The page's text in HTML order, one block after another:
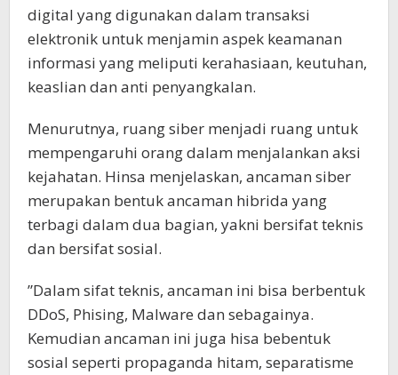
digital yang digunakan dalam transaksi
elektronik untuk menjamin aspek keamanan
informasi yang meliputi kerahasiaan, keutuhan,
keaslian dan anti penyangkalan.
Menurutnya, ruang siber menjadi ruang untuk
mempengaruhi orang dalam menjalankan aksi
kejahatan. Hinsa menjelaskan, ancaman siber
merupakan bentuk ancaman hibrida yang
terbagi dalam dua bagian, yakni bersifat teknis
dan bersifat sosial.
”Dalam sifat teknis, ancaman ini bisa berbentuk
DDoS, Phising, Malware dan sebagainya.
Kemudian ancaman ini juga hisa bebentuk
sosial seperti propaganda hitam, separatisme